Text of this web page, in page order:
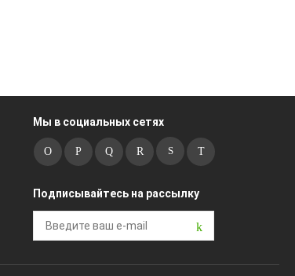
Мы в социальных сетях
Подписывайтесь на рассылку